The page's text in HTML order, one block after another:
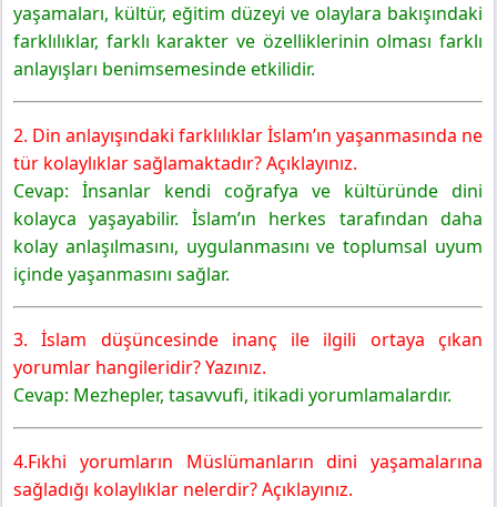
yaşamaları, kültür, eğitim düzeyi ve olaylara bakışındaki
farklılıklar, farklı karakter ve özelliklerinin olması farklı
anlayışları benimsemesinde etkilidir.
2. Din anlayışındaki farklılıklar İslam’ın yaşanmasında ne
tür kolaylıklar sağlamaktadır? Açıklayınız.
Cevap: İnsanlar kendi coğrafya ve kültüründe dini
kolayca yaşayabilir. İslam’ın herkes tarafından daha
kolay anlaşılmasını, uygulanmasını ve toplumsal uyum
içinde yaşanmasını sağlar.
3. İslam düşüncesinde inanç ile ilgili ortaya çıkan
yorumlar hangileridir? Yazınız.
Cevap: Mezhepler, tasavvufi, itikadi yorumlamalardır.
4.Fıkhi yorumların Müslümanların dini yaşamalarına
sağladığı kolaylıklar nelerdir? Açıklayınız.